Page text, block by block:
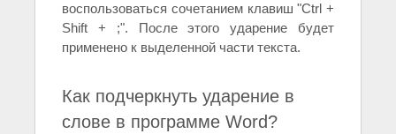
воспользоваться сочетанием клавиш "Ctrl +
Shift + ;". После этого ударение будет
применено к выделенной части текста.
Как подчеркнуть ударение в
слове в программе Word?